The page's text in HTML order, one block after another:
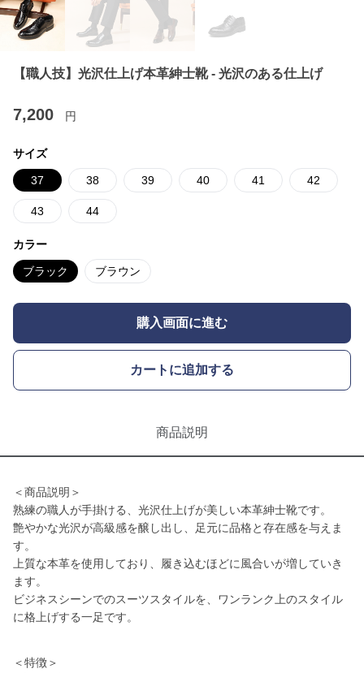
【職人技】光沢仕上げ本革紳士靴 - 光沢のある仕上げ
7,200 円
サイズ
37 38 39 40 41 42
43 44
カラー
ブラック ブラウン
購入画面に進む
カートに追加する
商品説明
＜商品説明＞
熟練の職人が手掛ける、光沢仕上げが美しい本革紳士靴です。
艶やかな光沢が高級感を醸し出し、足元に品格と存在感を与えま
す。
上質な本革を使用しており、履き込むほどに風合いが増していき
ます。
ビジネスシーンでのスーツスタイルを、ワンランク上のスタイル
に格上げする一足です。
＜特徴＞